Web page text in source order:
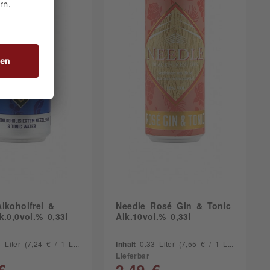
&
0,33l
Liter (7,24 € / 1 Liter)
Needle Rosé Gin & Tonic
Alk.10vol.% 0,33l
Inhalt0.33 Liter
(7,55 € / 1 Liter)
Lieferbar